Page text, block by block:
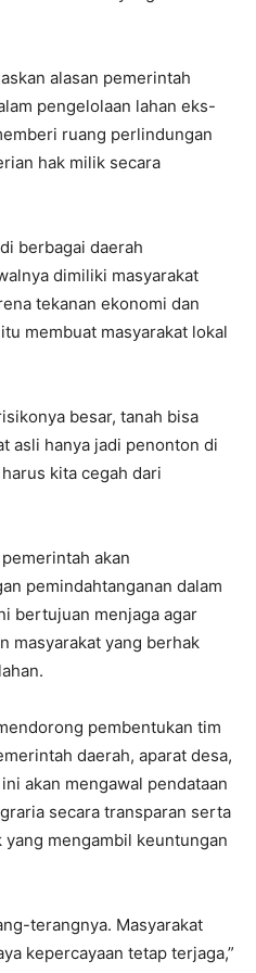
alasan pemerintah
pengelolaan lahan eks-
ruang perlindungan
hak milik secara
berbagai daerah
dimiliki masyarakat
tekanan ekonomi dan
membuat masyarakat lokal
besar, tanah bisa
asli hanya jadi penonton di
kita cegah dari
akan
pemindahtanganan dalam
bertujuan menjaga agar
masyarakat yang berhak
pembentukan tim
daerah, aparat desa,
akan mengawal pendataan
secara transparan serta
mengambil keuntungan
terangnya. Masyarakat
kepercayaan tetap terjaga,”